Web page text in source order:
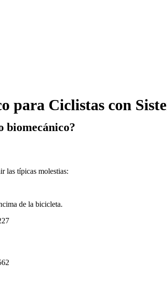
para Ciclistas con
biomecánico?
las típicas molestias:
de la bicicleta.